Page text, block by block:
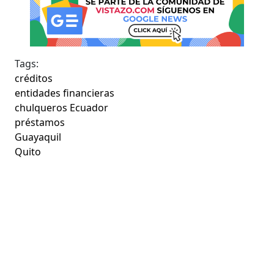
Tags:
créditos
entidades financieras
chulqueros Ecuador
préstamos
Guayaquil
Quito